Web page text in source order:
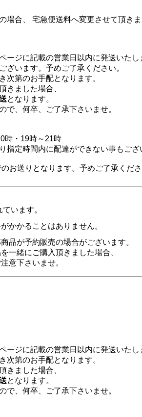
合、 宅急便送料へ変更させて頂きま
ジに記載の営業日以内に発送いたし
ざいます。予めご了承ください。
次第のお手配となります。
きました場合、
となります。
で、何卒、ご了承下さいませ。
時・19時～21時
定時間内に配達ができない事もござ
のお送りとなります。予めご了承くださ
います。
かかることはありません。
品が予約販売の場合がございます。
一緒にご購入頂きました場合、
意下さいませ。
ジに記載の営業日以内に発送いたし
次第のお手配となります。
きました場合、
となります。
で、何卒、ご了承下さいませ。